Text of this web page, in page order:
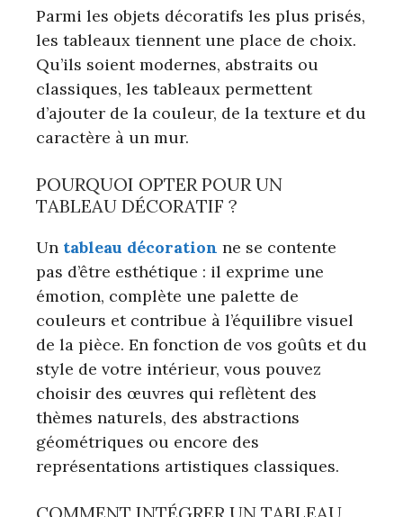
Parmi les objets décoratifs les plus prisés,
les tableaux tiennent une place de choix.
Qu’ils soient modernes, abstraits ou
classiques, les tableaux permettent
d’ajouter de la couleur, de la texture et du
caractère à un mur.
POURQUOI OPTER POUR UN
TABLEAU DÉCORATIF ?
Un tableau décoration ne se contente
pas d’être esthétique : il exprime une
émotion, complète une palette de
couleurs et contribue à l’équilibre visuel
de la pièce. En fonction de vos goûts et du
style de votre intérieur, vous pouvez
choisir des œuvres qui reflètent des
thèmes naturels, des abstractions
géométriques ou encore des
représentations artistiques classiques.